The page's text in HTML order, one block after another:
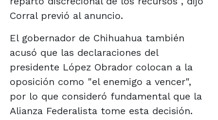
Corral previó al anuncio.
El gobernador de Chihuahua también
acusó que las declaraciones del
presidente López Obrador colocan a la
oposición como "el enemigo a vencer",
por lo que consideró fundamental que la
Alianza Federalista tome esta decisión.